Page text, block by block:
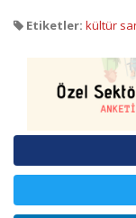
Etiketler: kültür